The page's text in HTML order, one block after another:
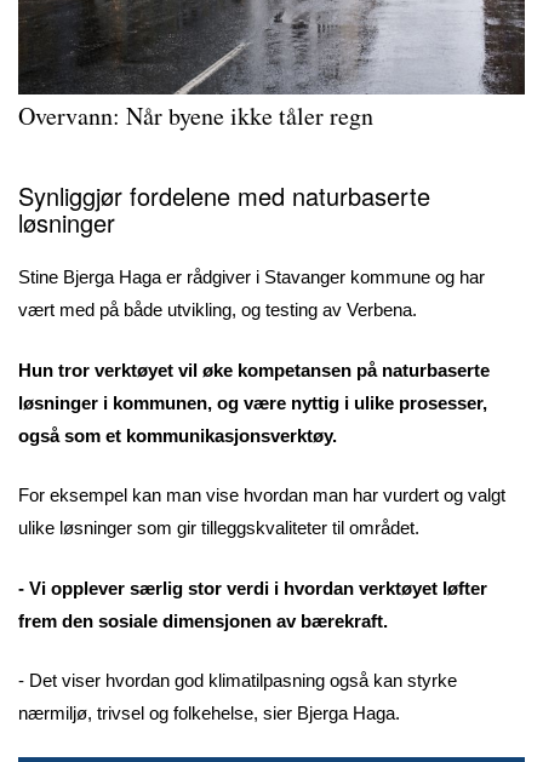
Overvann: Når byene ikke tåler regn
Synliggjør fordelene med naturbaserte
løsninger
Stine Bjerga Haga er rådgiver i Stavanger kommune og har
vært med på både utvikling, og testing av Verbena.
Hun tror verktøyet vil øke kompetansen på naturbaserte
løsninger i kommunen, og være nyttig i ulike prosesser,
også som et kommunikasjonsverktøy.
For eksempel kan man vise hvordan man har vurdert og valgt
ulike løsninger som gir tilleggskvaliteter til området.
- Vi opplever særlig stor verdi i hvordan verktøyet løfter
frem den sosiale dimensjonen av bærekraft.
- Det viser hvordan god klimatilpasning også kan styrke
nærmiljø, trivsel og folkehelse, sier Bjerga Haga.